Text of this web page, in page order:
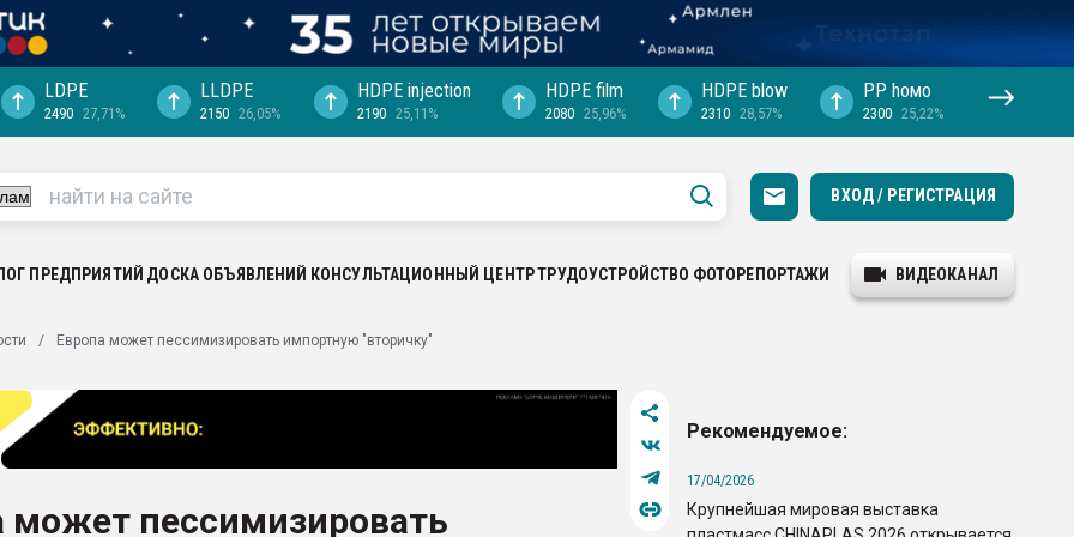
выходит на
рынке
LDPE
2490 27,71%
LLDPE
2150 26,05%
HDPE injection
2190 25,11%
HDPE film
2080 25,96%
HDPE blow
2310 28,57%
PP hомо
2300 25,22%
ВХОД / РЕГИСТРАЦИЯ
ПРЕДПРИЯТИЙ ДОСКА ОБЪЯВЛЕНИЙ КОНСУЛЬТАЦИОННЫЙ ЦЕНТРТРУДОУСТРОЙСТВО ФОТОРЕПОРТАЖИ ВИДЕОКАНАЛ
Европа может пессимизировать импортную "вторичку"
может пессимизировать
Рекомендуемое:
17/04/2026
Крупнейшая мировая выставка